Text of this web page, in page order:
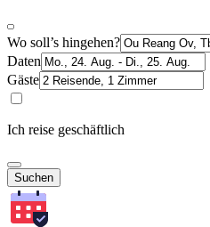
Wo soll’s hingehen?
Daten
Gäste
Ich reise geschäftlich
Suchen